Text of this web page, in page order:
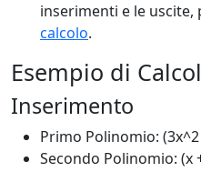
inserimenti e le
calcolo.
Esempio di
Inserimento
Primo Polinomio: (3x^2
Secondo Polinomio: (x